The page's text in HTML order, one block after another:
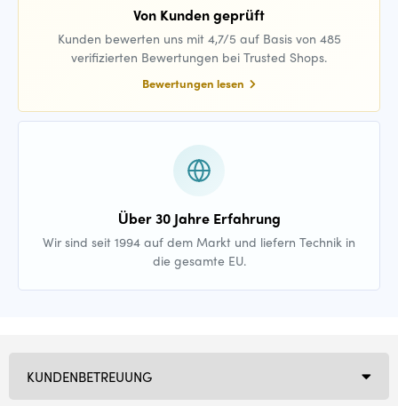
Von Kunden geprüft
Kunden bewerten uns mit 4,7/5 auf Basis von 485
verifizierten Bewertungen bei Trusted Shops.
Bewertungen lesen
Über 30 Jahre Erfahrung
Wir sind seit 1994 auf dem Markt und liefern Technik in
die gesamte EU.
KUNDENBETREUUNG